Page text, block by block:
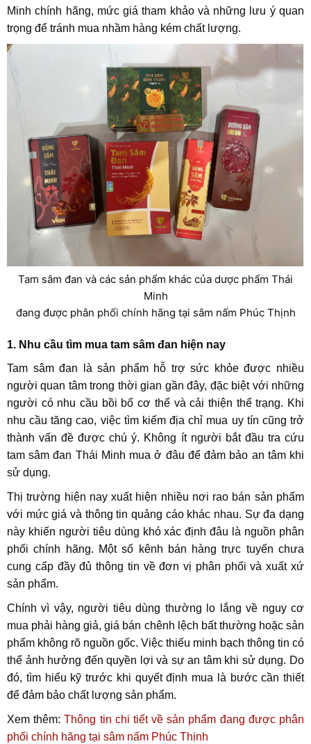
Minh chính hãng, mức giá tham khảo và những lưu ý quan
trọng để tránh mua nhầm hàng kém chất lượng.
Tam sâm đan và các sản phẩm khác của dược phẩm Thái
Minh
đang được phân phối chính hãng tại sâm nấm Phúc Thịnh
1. Nhu cầu tìm mua tam sâm đan hiện nay
Tam sâm đan là sản phẩm hỗ trợ sức khỏe được nhiều
người quan tâm trong thời gian gần đây, đặc biệt với những
người có nhu cầu bồi bổ cơ thể và cải thiện thể trạng. Khi
nhu cầu tăng cao, việc tìm kiếm địa chỉ mua uy tín cũng trở
thành vấn đề được chú ý. Không ít người bắt đầu tra cứu
tam sâm đan Thái Minh mua ở đâu để đảm bảo an tâm khi
sử dụng.
Thị trường hiện nay xuất hiện nhiều nơi rao bán sản phẩm
với mức giá và thông tin quảng cáo khác nhau. Sự đa dạng
này khiến người tiêu dùng khó xác định đâu là nguồn phân
phối chính hãng. Một số kênh bán hàng trực tuyến chưa
cung cấp đầy đủ thông tin về đơn vị phân phối và xuất xứ
sản phẩm.
Chính vì vậy, người tiêu dùng thường lo lắng về nguy cơ
mua phải hàng giả, giá bán chênh lệch bất thường hoặc sản
phẩm không rõ nguồn gốc. Việc thiếu minh bạch thông tin có
thể ảnh hưởng đến quyền lợi và sự an tâm khi sử dụng. Do
đó, tìm hiểu kỹ trước khi quyết định mua là bước cần thiết
để đảm bảo chất lượng sản phẩm.
Xem thêm:Thông tin chi tiết về sản phẩm đang được phân
phối chính hãng tại sâm nấm Phúc Thịnh